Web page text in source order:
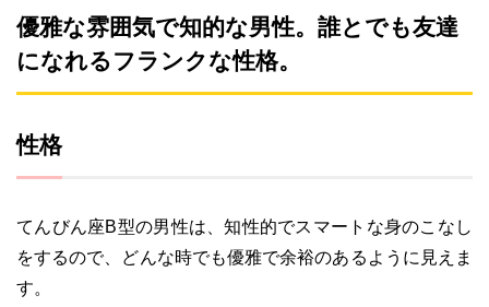
優雅な雰囲気で知的な男性。誰とでも友達
になれるフランクな性格。
性格
てんびん座B型の男性は、知性的でスマートな身のこなし
をするので、どんな時でも優雅で余裕のあるように見えま
す。